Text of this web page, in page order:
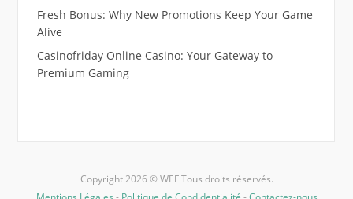
Fresh Bonus: Why New Promotions Keep Your Game
Alive
Casinofriday Online Casino: Your Gateway to
Premium Gaming
Copyright 2026 © WEF Tous droits réservés.